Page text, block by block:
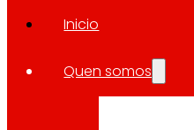
Inicio
Quen somos
02.03.2026